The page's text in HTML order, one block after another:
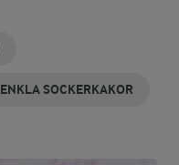
ENKLA SOCKERKAKOR